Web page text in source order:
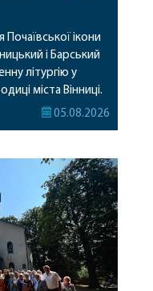
ікони
і Барський
літургію у
міста Вінниці.
підносилися
за воїнів, які
05.08.2026